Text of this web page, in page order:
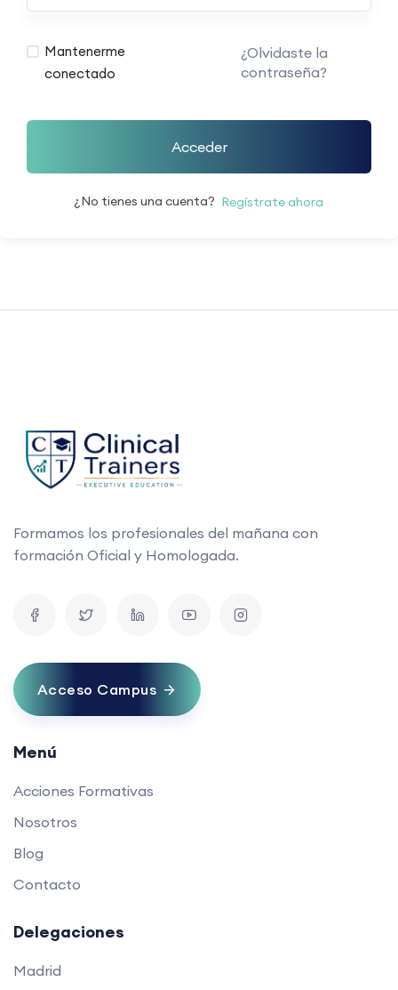
Mantenerme
conectado
¿Olvidaste la
contraseña?
Acceder
¿No tienes una cuenta? Regístrate ahora
Formamos los profesionales del mañana con
formación Oficial y Homologada.
Acceso Campus
Menú
Acciones Formativas
Nosotros
Blog
Contacto
Delegaciones
Madrid